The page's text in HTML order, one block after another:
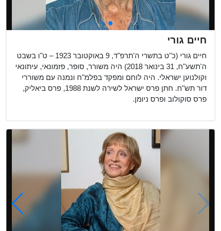
חיים גורי
חיים גורי (כ"ט בתשרי ה'תרפ"ד, 9 באוקטובר 1923 – ט"ו בשבט
ה'תשע"ח, 31 בינואר 2018) היה משורר, סופר, פזמונאי, עיתונאי
וקולנוען ישראלי. היה לוחם ומפקד בפלמ"ח ונמנה עם משוררי
דור תש"ח. חתן פרס ישראל לשירה לשנת 1988, פרס ביאליק,
פרס סוקולוב ופרס ניומן.